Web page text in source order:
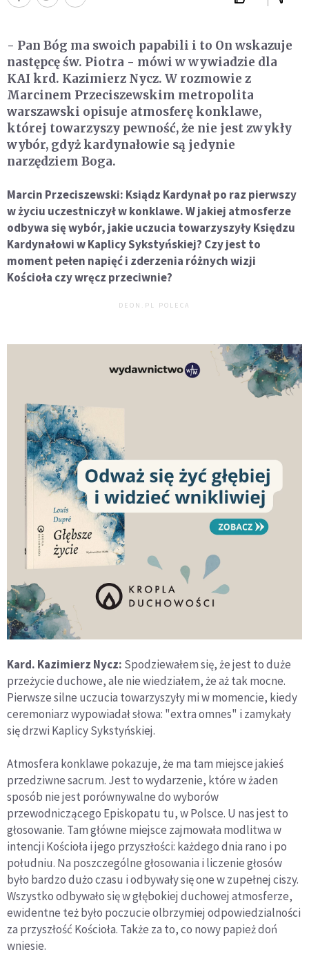
- Pan Bóg ma swoich papabili i to On wskazuje
następcę św. Piotra - mówi w wywiadzie dla
KAI krd. Kazimierz Nycz. W rozmowie z
Marcinem Przeciszewskim metropolita
warszawski opisuje atmosferę konklawe,
której towarzyszy pewność, że nie jest zwykły
wybór, gdyż kardynałowie są jedynie
narzędziem Boga.
Marcin Przeciszewski: Ksiądz Kardynał po raz pierwszy
w życiu uczestniczył w konklawe. W jakiej atmosferze
odbywa się wybór, jakie uczucia towarzyszyły Księdzu
Kardynałowi w Kaplicy Sykstyńskiej? Czy jest to
moment pełen napięć i zderzenia różnych wizji
Kościoła czy wręcz przeciwnie?
DEON.PL POLECA
Kard. Kazimierz Nycz: Spodziewałem się, że jest to duże
przeżycie duchowe, ale nie wiedziałem, że aż tak mocne.
Pierwsze silne uczucia towarzyszyły mi w momencie, kiedy
ceremoniarz wypowiadał słowa: "extra omnes" i zamykały
się drzwi Kaplicy Sykstyńskiej.
Atmosfera konklawe pokazuje, że ma tam miejsce jakieś
przedziwne sacrum. Jest to wydarzenie, które w żaden
sposób nie jest porównywalne do wyborów
przewodniczącego Episkopatu tu, w Polsce. U nas jest to
głosowanie. Tam główne miejsce zajmowała modlitwa w
intencji Kościoła i jego przyszłości: każdego dnia rano i po
południu. Na poszczególne głosowania i liczenie głosów
było bardzo dużo czasu i odbywały się one w zupełnej ciszy.
Wszystko odbywało się w głębokiej duchowej atmosferze,
ewidentne też było poczucie olbrzymiej odpowiedzialności
za przyszłość Kościoła. Także za to, co nowy papież doń
wniesie.